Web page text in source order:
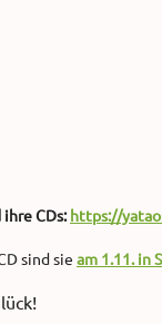
CDs:https://
sind sie am 1.11. in